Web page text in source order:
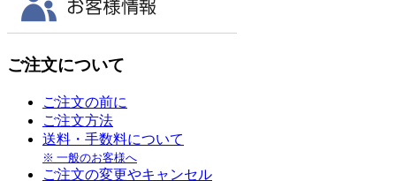
ご注文について
ご注文の前に
ご注文方法
送料・手数料について
※ 一般のお客様へ
ご注文の変更やキャンセル